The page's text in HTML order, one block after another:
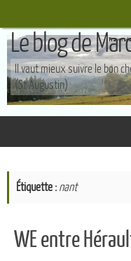
contenu
Le blog de
Il vaut mieux suivre le bon
(St Augustin)
Étiquette : nant
WE entre